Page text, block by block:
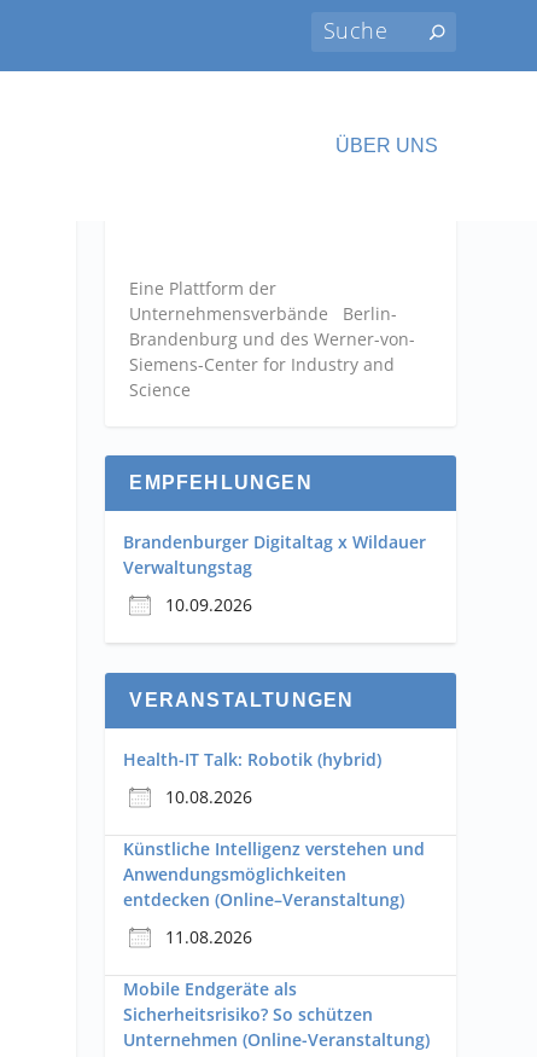
ÜBER UNS
Eine Plattform der
Unternehmensverbände Berlin-
Brandenburg und des Werner-von-
Siemens-Center for Industry and
Science
EMPFEHLUNGEN
Brandenburger Digitaltag x Wildauer
Verwaltungstag
10.09.2026
VERANSTALTUNGEN
Health-IT Talk: Robotik (hybrid)
10.08.2026
Künstliche Intelligenz verstehen und
Anwendungsmöglichkeiten
entdecken (Online–Veranstaltung)
11.08.2026
Mobile Endgeräte als
Sicherheitsrisiko? So schützen
Unternehmen (Online-Veranstaltung)